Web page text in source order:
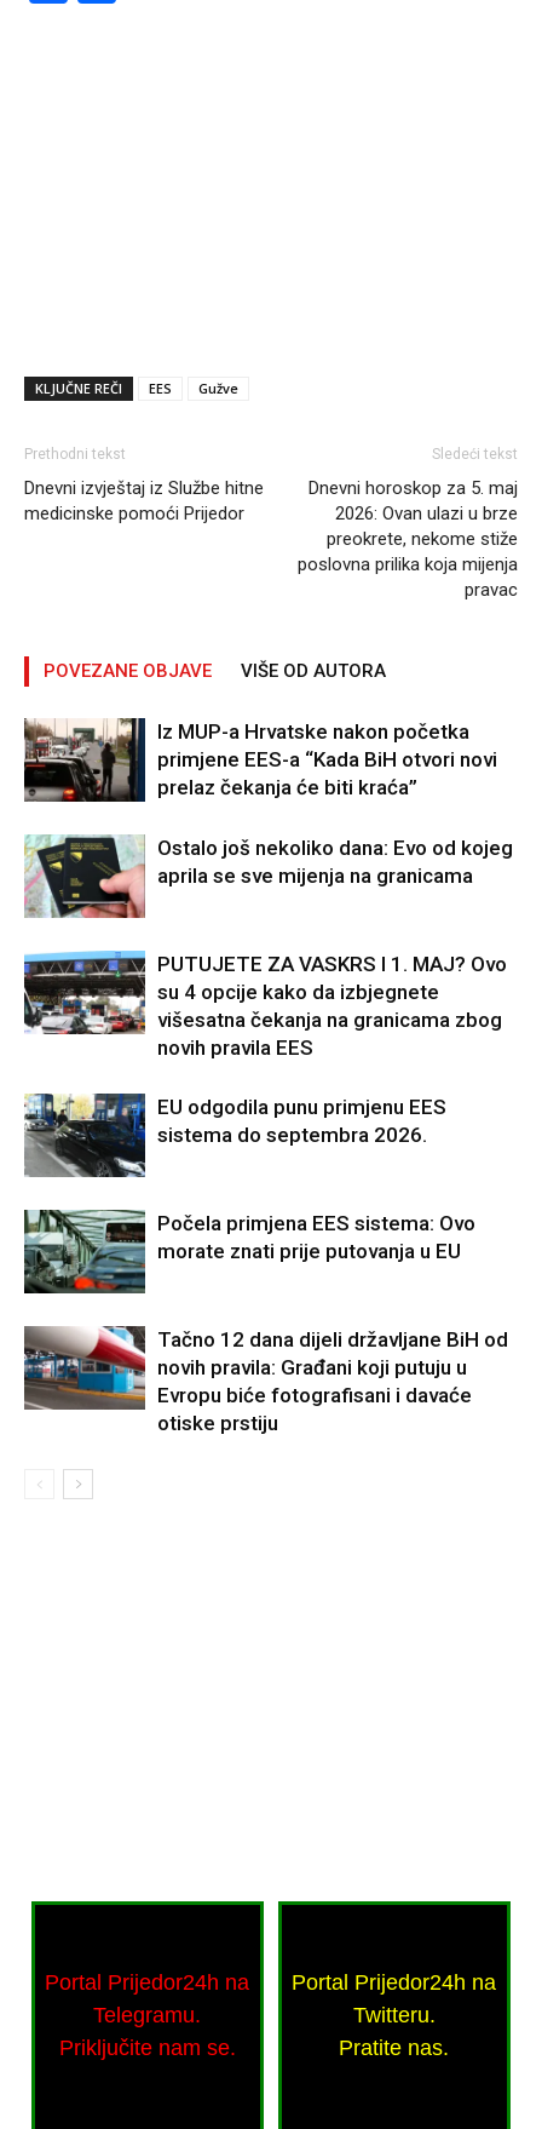
KLJUČNE REČI EES Gužve
Prethodni tekst
Dnevni izvještaj iz Službe hitne
medicinske pomoći Prijedor
Sledeći tekst
Dnevni horoskop za 5. maj
2026: Ovan ulazi u brze
preokrete, nekome stiže
poslovna prilika koja mijenja
pravac
POVEZANE OBJAVE VIŠE OD AUTORA
Iz MUP-a Hrvatske nakon početka
primjene EES-a “Kada BiH otvori novi
prelaz čekanja će biti kraća”
Ostalo još nekoliko dana: Evo od kojeg
aprila se sve mijenja na granicama
PUTUJETE ZA VASKRS I 1. MAJ? Ovo
su 4 opcije kako da izbjegnete
višesatna čekanja na granicama zbog
novih pravila EES
EU odgodila punu primjenu EES
sistema do septembra 2026.
Počela primjena EES sistema: Ovo
morate znati prije putovanja u EU
Tačno 12 dana dijeli državljane BiH od
novih pravila: Građani koji putuju u
Evropu biće fotografisani i davaće
otiske prstiju
Portal Prijedor24h na
Telegramu.
Priključite nam se.
Portal Prijedor24h na
Twitteru.
Pratite nas.